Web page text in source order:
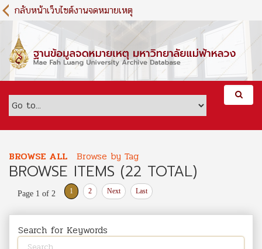
S
k
m
c
กลับหน้าเว็บไซต์งานจดหมายเหตุ
BROWSE ALL Browse by Tag
BROWSE ITEMS (22 TOTAL)
Page 1 of 2 1 2 Next Last
Search for Keywords